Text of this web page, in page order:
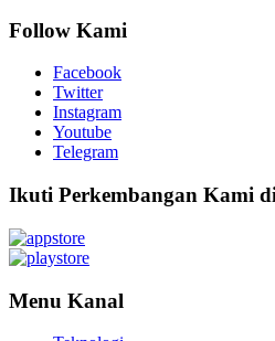
Follow Kami
Facebook
Twitter
Instagram
Youtube
Telegram
Ikuti Perkembangan Kami di
Menu Kanal